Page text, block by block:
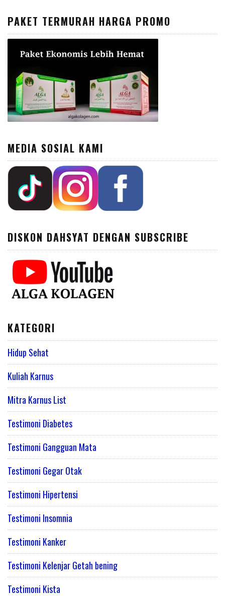
PAKET TERMURAH HARGA PROMO
MEDIA SOSIAL KAMI
DISKON DAHSYAT DENGAN SUBSCRIBE
KATEGORI
Hidup Sehat
Kuliah Karnus
Mitra Karnus List
Testimoni Diabetes
Testimoni Gangguan Mata
Testimoni Gegar Otak
Testimoni Hipertensi
Testimoni Insomnia
Testimoni Kanker
Testimoni Kelenjar Getah bening
Testimoni Kista